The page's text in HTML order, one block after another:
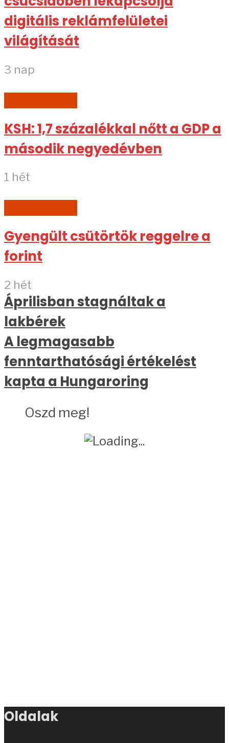
digitális reklámfelületei
világítását
3 nap
KSH: 1,7 százalékkal nőtt a GDP a
második negyedévben
1 hét
Gyengült csütörtök reggelre a
forint
2 hét
Áprilisban stagnáltak a
lakbérek
A legmagasabb
fenntarthatósági értékelést
kapta a Hungaroring
Oszd meg!
Oldalak